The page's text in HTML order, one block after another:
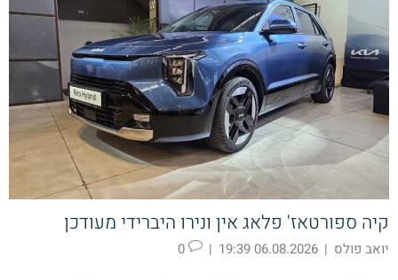
קיה ספורטאז' פלאג אין ונירו היברידי מעודכן
יואב פולס |
06.08.2026 19:39
|